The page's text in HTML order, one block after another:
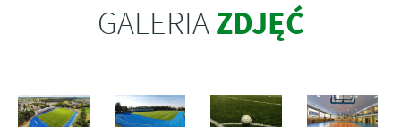
GALERIAZDJĘĆ